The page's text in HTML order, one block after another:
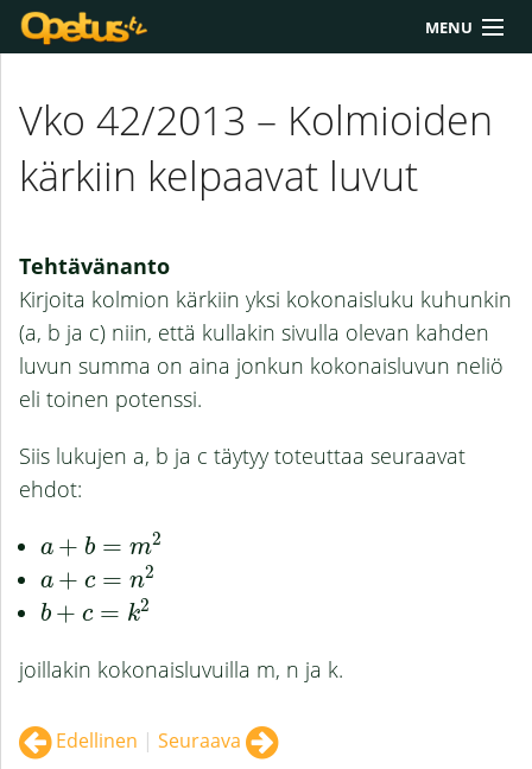
MENU
Lukio
Yläkoulu
Extrat
Chat
Polku
Vko 42/2013 – Kolmioiden
kärkiin kelpaavat luvut
Tehtävänanto
Kirjoita kolmion kärkiin yksi kokonaisluku kuhunkin
(a, b ja c) niin, että kullakin sivulla olevan kahden
luvun summa on aina jonkun kokonaisluvun neliö
eli toinen potenssi.
Siis lukujen a, b ja c täytyy toteuttaa seuraavat
ehdot:
a + b = m2
a+b=m2
a + c = n2
a+c=n 2
b + c = k2
b +c =k 2
joillakin kokonaisluvuilla m, n ja k.
Edellinen | Seuraava